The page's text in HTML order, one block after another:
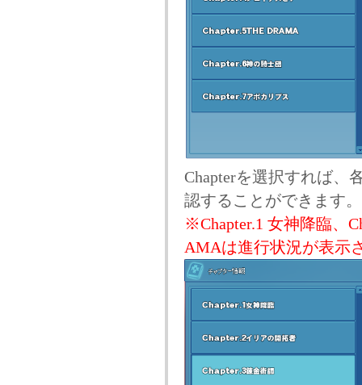
Chapterを選択すれば、
認することができます
※Chapter.1 女神降臨、
AMAは進行状況が表示